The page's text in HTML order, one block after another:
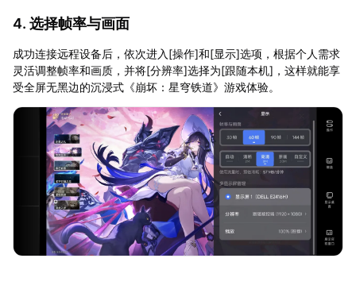
4. 选择帧率与画面
成功连接远程设备后，依次进入[操作]和[显示]选项，根据个人需求
灵活调整帧率和画质，并将[分辨率]选择为[跟随本机]，这样就能享
受全屏无黑边的沉浸式《崩坏：星穹铁道》游戏体验。